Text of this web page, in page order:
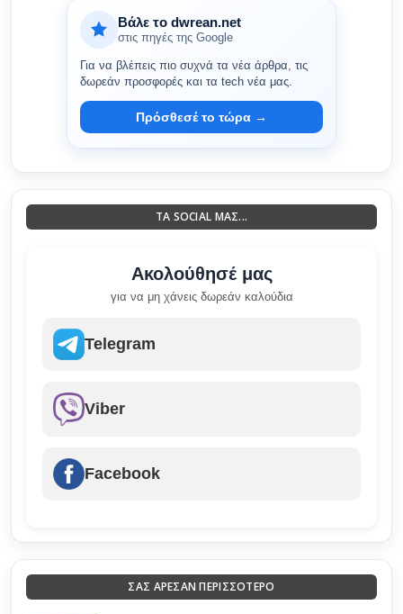
Βάλε το dwrean.net
στις πηγές της Google
Για να βλέπεις πιο συχνά τα νέα άρθρα, τις
δωρεάν προσφορές και τα tech νέα μας.
Πρόσθεσέ το τώρα →
ΤΑ SOCIAL ΜΑΣ...
Ακολούθησέ μας
για να μη χάνεις δωρεάν καλούδια
Telegram
Viber
Facebook
ΣΑΣ ΑΡΕΣΑΝ ΠΕΡΙΣΣΟΤΕΡΟ